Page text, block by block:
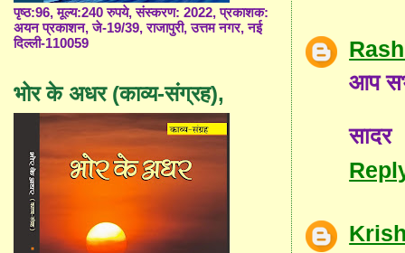
आप
सादर
पृष्ठ:96, मूल्य:240 रुपये, संस्करण: 2022, प्रकाशक:
अयन प्रकाशन, जे-19/39, राजापुरी, उत्तम नगर, नई
दिल्ली-110059
भोर के अधर (काव्य-संग्रह),